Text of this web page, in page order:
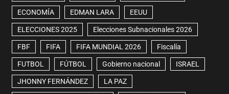
ECONOMÍA EDMAN LARA EEUU
ELECCIONES 2025 Elecciones Subnacionales 2026
FBF FIFA FIFA MUNDIAL 2026 Fiscalía
FUTBOL FÚTBOL Gobierno nacional ISRAEL
JHONNY FERNÁNDEZ LA PAZ